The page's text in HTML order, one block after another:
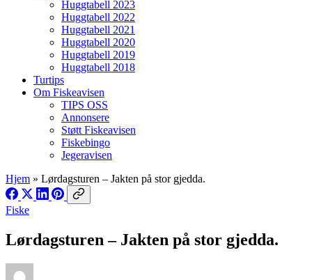
Huggtabell 2023
Huggtabell 2022
Huggtabell 2021
Huggtabell 2020
Huggtabell 2019
Huggtabell 2018
Turtips
Om Fiskeavisen
TIPS OSS
Annonsere
Støtt Fiskeavisen
Fiskebingo
Jegeravisen
Hjem » Lørdagsturen – Jakten på stor gjedda.
Fiske
Lørdagsturen – Jakten på stor gjedda.